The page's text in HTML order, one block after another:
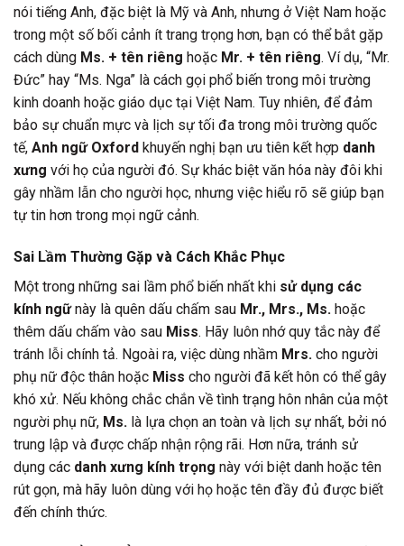
nói tiếng Anh, đặc biệt là Mỹ và Anh, nhưng ở Việt Nam hoặc
trong một số bối cảnh ít trang trọng hơn, bạn có thể bắt gặp
cách dùng Ms. + tên riêng hoặc Mr. + tên riêng. Ví dụ, “Mr.
Đức” hay “Ms. Nga” là cách gọi phổ biến trong môi trường
kinh doanh hoặc giáo dục tại Việt Nam. Tuy nhiên, để đảm
bảo sự chuẩn mực và lịch sự tối đa trong môi trường quốc
tế, Anh ngữ Oxford khuyến nghị bạn ưu tiên kết hợp danh
xưng với họ của người đó. Sự khác biệt văn hóa này đôi khi
gây nhầm lẫn cho người học, nhưng việc hiểu rõ sẽ giúp bạn
tự tin hơn trong mọi ngữ cảnh.
Sai Lầm Thường Gặp và Cách Khắc Phục
Một trong những sai lầm phổ biến nhất khi sử dụng các
kính ngữnày là quên dấu chấm sau Mr., Mrs., Ms. hoặc
thêm dấu chấm vào sau Miss. Hãy luôn nhớ quy tắc này để
tránh lỗi chính tả. Ngoài ra, việc dùng nhầm Mrs. cho người
phụ nữ độc thân hoặc Miss cho người đã kết hôn có thể gây
khó xử. Nếu không chắc chắn về tình trạng hôn nhân của một
người phụ nữ, Ms. là lựa chọn an toàn và lịch sự nhất, bởi nó
trung lập và được chấp nhận rộng rãi. Hơn nữa, tránh sử
dụng các danh xưng kính trọng này với biệt danh hoặc tên
rút gọn, mà hãy luôn dùng với họ hoặc tên đầy đủ được biết
đến chính thức.